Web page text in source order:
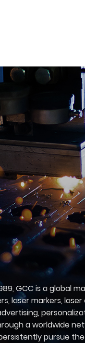
GCC is a global
laser markers,
a worldwide
pursue